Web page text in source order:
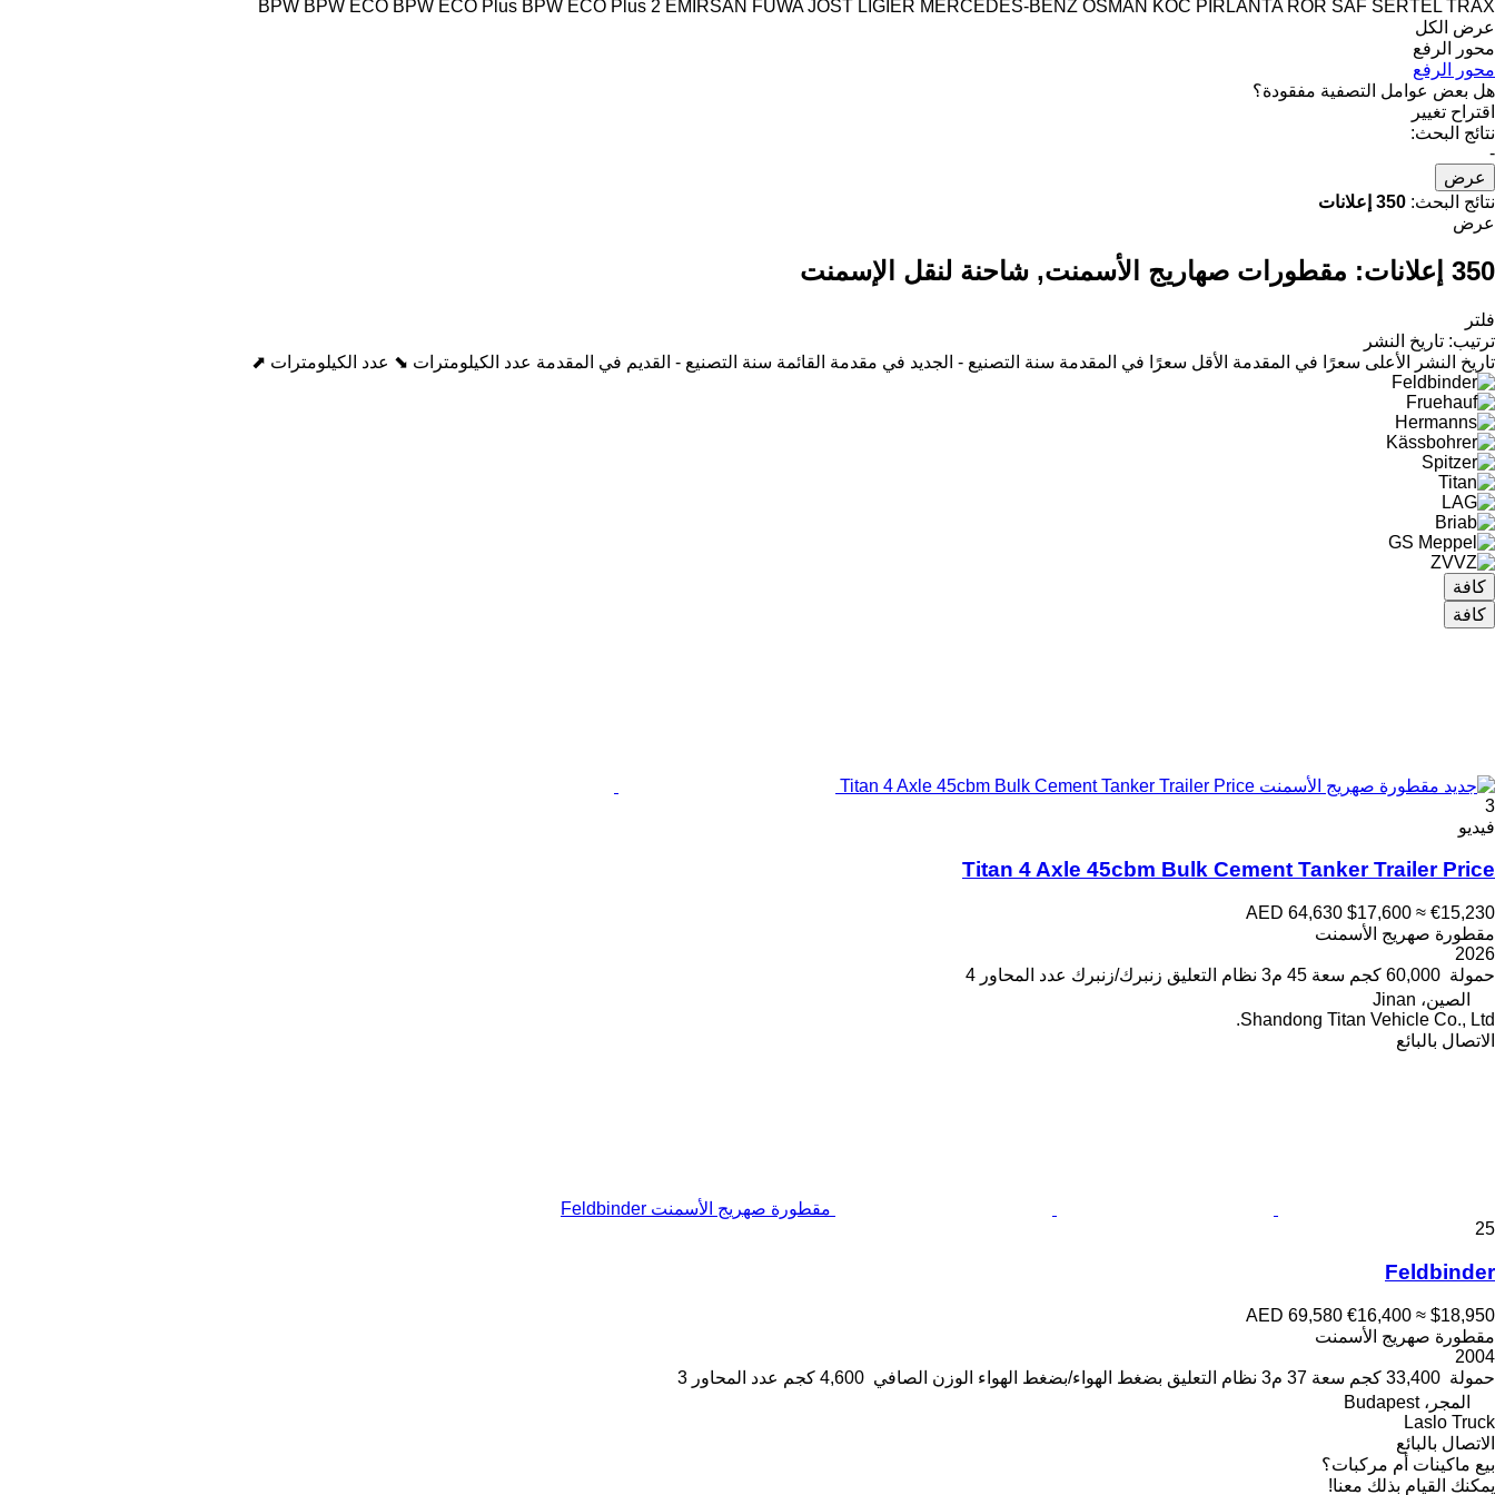
BPW BPW ECO BPW ECO Plus BPW ECO Plus 2 EMIRSAN FUWA JOST LIGIER MERCEDES-BENZ OSMAN KOC PIRLANTA ROR SAF SERTEL TRAX
عرض الكل
محور الرفع
محور الرفع
هل بعض عوامل التصفية مفقودة؟
اقتراح تغيير
نتائج البحث:
-
عرض
نتائج البحث: 350 إعلانات
عرض
350 إعلانات: مقطورات صهاريج الأسمنت, شاحنة لنقل الإسمنت
فلتر
ترتيب: تاريخ النشر
تاريخ النشر
الأعلى سعرًا في المقدمة الأقل سعرًا في المقدمة سنة التصنيع - الجديد في مقدمة القائمة سنة التصنيع - القديم في المقدمة عدد الكيلومترات ⬊ عدد الكيلومترات ⬈
كافة
كافة
3
فيديو
Titan 4 Axle 45cbm Bulk Cement Tanker Trailer Price
AED 64,630 $17,600 ≈ €15,230
مقطورة صهريج الأسمنت
2026
حمولة 60,000 كجم سعة 45 م3 نظام التعليق زنبرك/زنبرك عدد المحاور 4
الصين، Jinan
Shandong Titan Vehicle Co., Ltd.
الاتصال بالبائع
مقطورة صهريج الأسمنت Feldbinder
25
Feldbinder
AED 69,580 €16,400 ≈ $18,950
مقطورة صهريج الأسمنت
2004
حمولة 33,400 كجم سعة 37 م3 نظام التعليق بضغط الهواء/بضغط الهواء الوزن الصافي 4,600 كجم عدد المحاور 3
المجر، Budapest
Laslo Truck
الاتصال بالبائع
بيع ماكينات أم مركبات؟
يمكنك القيام بذلك معنا!